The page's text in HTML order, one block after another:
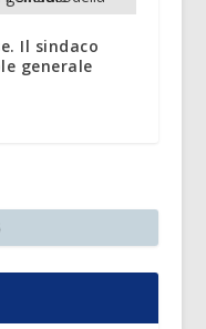
Il sindaco
generale